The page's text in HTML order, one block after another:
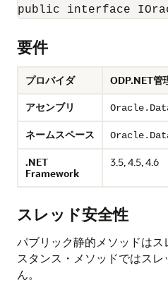
要件
プロバイダ
ODP.NET管
アセンブリ
ネームスペース
.NET
Framework
3.5, 4.5, 4.6
スレッド安全性
パブリック静的メソッドは
スタンス・メソッドではス
ん。